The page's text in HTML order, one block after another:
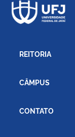
REITORIA
CÂMPUS
CONTATO